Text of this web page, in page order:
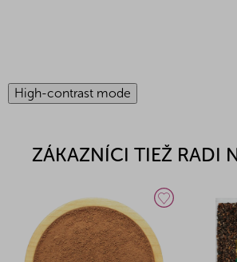
High-contrast mode
ZÁKAZNÍCI TIEŽ RADI